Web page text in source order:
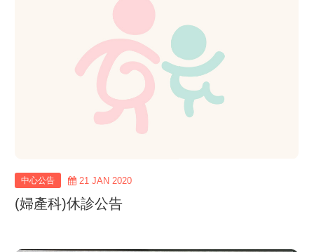
more
中心公告 21 JAN 2020
(婦產科)休診公告